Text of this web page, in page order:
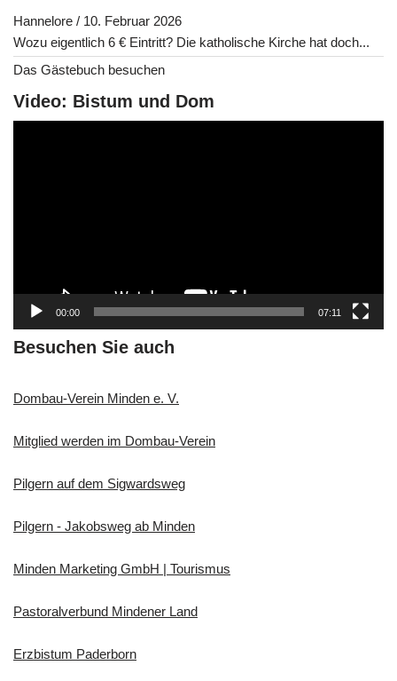
Hannelore / 10. Februar 2026
Wozu eigentlich 6 € Eintritt? Die katholische Kirche hat doch...
Das Gästebuch besuchen
Video: Bistum und Dom
e
00:00 07:11
Besuchen Sie auch
Dombau-Verein Minden e. V.
Mitglied werden im Dombau-Verein
Pilgern auf dem Sigwardsweg
Pilgern - Jakobsweg ab Minden
Minden Marketing GmbH | Tourismus
Pastoralverbund Mindener Land
Erzbistum Paderborn